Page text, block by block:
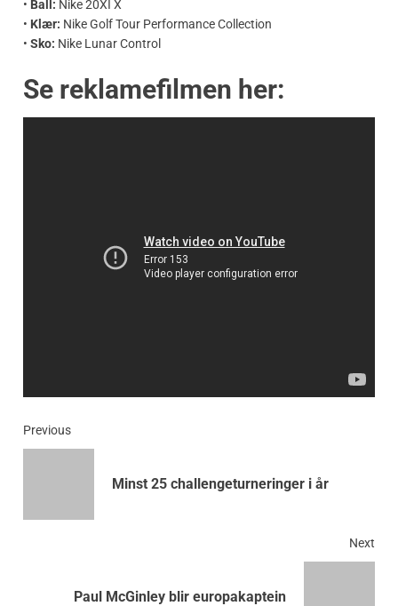
• Ball: Nike 20XI X
• Klær: Nike Golf Tour Performance Collection
• Sko: Nike Lunar Control
Se reklamefilmen her:
Previous
Minst 25 challengeturneringer i år
Next
Paul McGinley blir europakaptein